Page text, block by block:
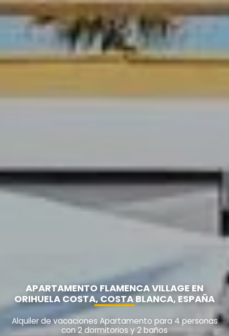
APARTAMENTO FLAMENCA VILLAGE EN
ORIHUELA COSTA, COSTA BLANCA, ESPAÑA
Alquiler de vacaciones Apartamento para 4 personas
con 2 dormitorios y 2 baños